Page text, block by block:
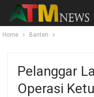
Home Banten
Pelanggar
Operasi